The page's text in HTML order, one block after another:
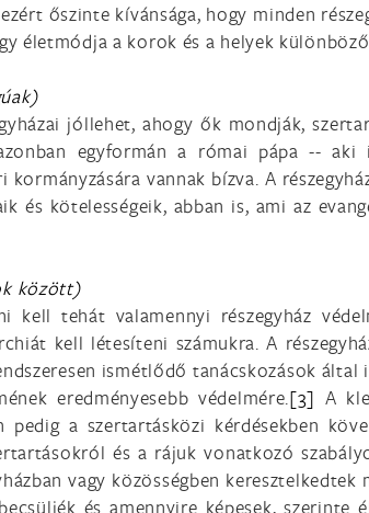
őszinte kívánsága, hogy minden
életmódja a korok és a helyek
jóllehet, ahogy ők mondják,
egyformán a római pápa --
vannak bízva. A
és kötelességeik, abban is, ami az
között)
kell tehát valamennyi részegyház
kell létesíteni számukra. A
ismétlődő tanácskozások
eredményesebb védelmére.[3] A
pedig a szertartásközi kérdésekben
és a rájuk vonatkozó
vagy közösségben
és amennyire képesek, szerinte